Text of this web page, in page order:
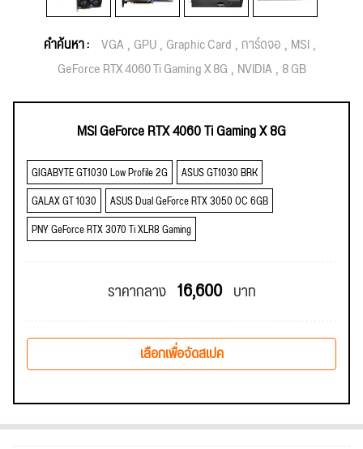
คำค้นหา : VGA GPU Graphic Card การ์ดจอ MSI
GeForce RTX 4060 Ti Gaming X 8G NVIDIA 8 GB
MSI GeForce RTX 4060 Ti Gaming X 8G
GIGABYTE GT1030 Low Profile 2G
ASUS GT1030 BRK
GALAX GT 1030
ASUS Dual GeForce RTX 3050 OC 6GB
PNY GeForce RTX 3070 Ti XLR8 Gaming
ราคากลาง 16,600 บาท
เลือกเพื่อจัดสเปค